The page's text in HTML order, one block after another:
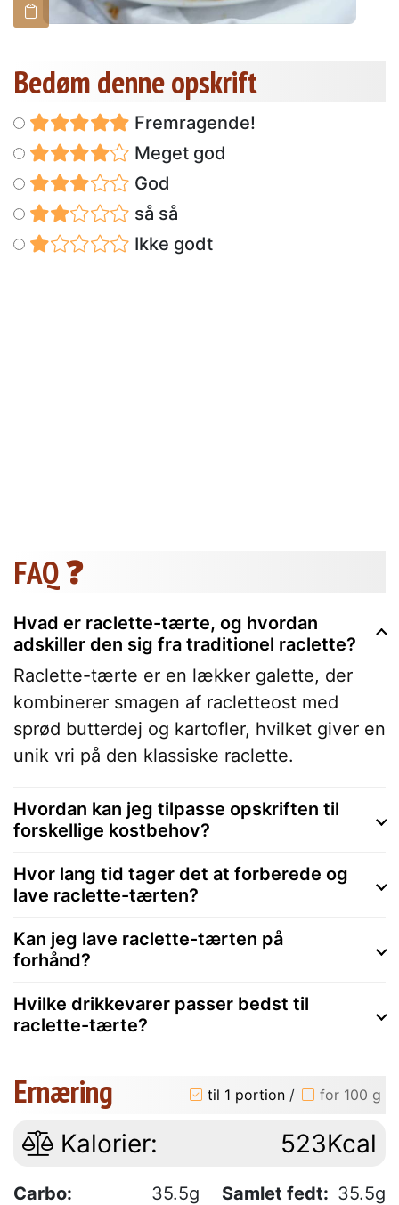
Bedøm denne opskrift
Fremragende!
Meget god
God
så så
Ikke godt
FAQ ❓
Hvad er raclette-tærte, og hvordan
adskiller den sig fra traditionel raclette?
Raclette-tærte er en lækker galette, der
kombinerer smagen af racletteost med
sprød butterdej og kartofler, hvilket giver en
unik vri på den klassiske raclette.
Hvordan kan jeg tilpasse opskriften til
forskellige kostbehov?
Hvor lang tid tager det at forberede og
lave raclette-tærten?
Kan jeg lave raclette-tærten på
forhånd?
Hvilke drikkevarer passer bedst til
raclette-tærte?
Ernæring til 1 portion / for 100 g
Kalorier: 523Kcal
Carbo: 35.5g Samlet fedt: 35.5g